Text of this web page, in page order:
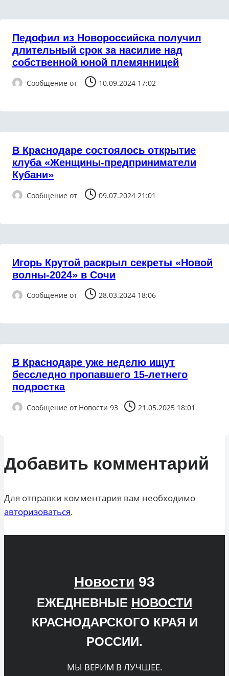
Педофил из Новороссийска получил
длительный срок за насилие над
собственной юной племянницей
Сообщение от 10.09.2024 17:02
В Краснодаре состоялось открытие
клуба «Женщины-предприниматели
Кубани»
Сообщение от 09.07.2024 21:01
Игорь Крутой раскрыл секреты «Новой
волны-2024» в Сочи
Сообщение от 28.03.2024 18:06
В Краснодаре уже неделю ищут
бесследно пропавшего 15-летнего
подростка
Сообщение от Новости 93 21.05.2025 18:01
Добавить комментарий
Для отправки комментария вам необходимо
авторизоваться.
Новости 93
ЕЖЕДНЕВНЫЕ НОВОСТИ
КРАСНОДАРСКОГО КРАЯ И
РОССИИ.
МЫ ВЕРИМ В ЛУЧШЕЕ.